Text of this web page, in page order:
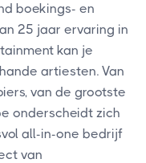
boekings- en
25 jaar ervaring in
kan je
artiesten. Van
van de grootste
onderscheidt zich
all-in-one bedrijf
van